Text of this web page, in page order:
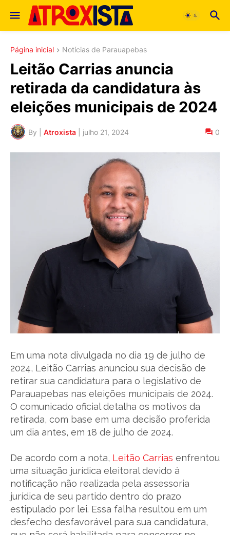
Página inicial Notícias de Parauapebas
Leitão Carrias anuncia
retirada da candidatura às
eleições municipais de 2024
By | Atroxista julho 21, 2024 0
Em uma nota divulgada no dia 19 de julho de
2024, Leitão Carrias anunciou sua decisão de
retirar sua candidatura para o legislativo de
Parauapebas nas eleições municipais de 2024.
O comunicado oficial detalha os motivos da
retirada, com base em uma decisão proferida
um dia antes, em 18 de julho de 2024.
De acordo com a nota, Leitão Carrias enfrentou
uma situação jurídica eleitoral devido à
notificação não realizada pela assessoria
jurídica de seu partido dentro do prazo
estipulado por lei. Essa falha resultou em um
desfecho desfavorável para sua candidatura,